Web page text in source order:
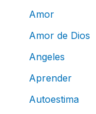
Amor
Amor de Dios
Angeles
Aprender
Autoestima